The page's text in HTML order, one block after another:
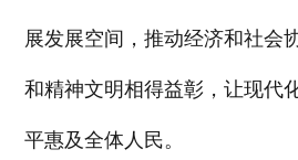
展发展空间，推动经济和社会
和精神文明相得益彰，让现代
平惠及全体人民。